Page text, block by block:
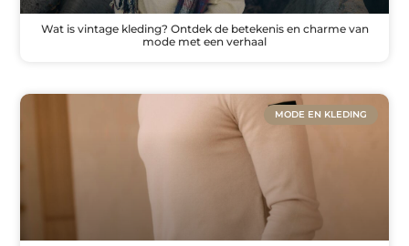
Wat is vintage kleding? Ontdek de betekenis en charme van
mode met een verhaal
MODE EN KLEDING